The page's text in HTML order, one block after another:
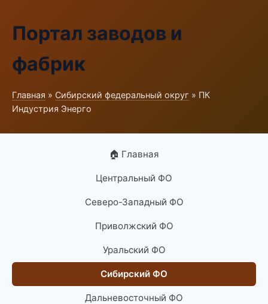
Портал заводов и
фабрик
Главная » Сибирский федеральный округ » ПК
Индустрия Энерго
🏠 Главная
Центральный ФО
Северо-Западный ФО
Приволжский ФО
Уральский ФО
Сибирский ФО
Дальневосточный ФО